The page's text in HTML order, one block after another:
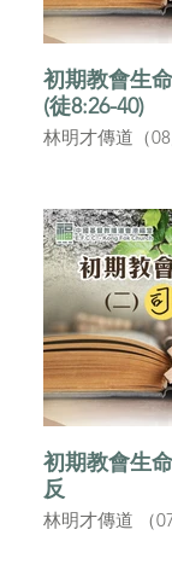
初期教會生
(徒8:26-40)
林明才傳道（
初期教會生
反
林明才傳道 （